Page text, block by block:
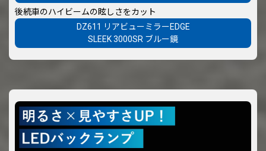
後続車のハイビームの眩しさをカット
DZ611 リアビューミラーEDGE
SLEEK 3000SR ブルー鏡